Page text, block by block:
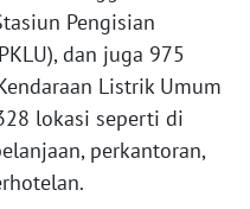
Pengisian
dan juga 975
Listrik Umum
lokasi seperti di
perkantoran,